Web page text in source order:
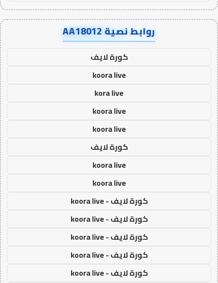
روابط نصية AA18012
كورة لايف
koora live
kora live
koora live
koora live
كورة لايف
koora live
koora live
كورة لايف - koora live
كورة لايف - koora live
كورة لايف - koora live
كورة لايف - koora live
كورة لايف - koora live